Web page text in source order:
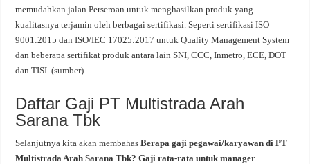
memudahkan jalan Perseroan untuk menghasilkan produk yang
kualitasnya terjamin oleh berbagai sertifikasi. Seperti sertifikasi ISO
9001:2015 dan ISO/IEC 17025:2017 untuk Quality Management System
dan beberapa sertifikat produk antara lain SNI, CCC, Inmetro, ECE, DOT
dan TISI. (sumber)
Daftar Gaji PT Multistrada Arah
Sarana Tbk
Selanjutnya kita akan membahasBerapa gaji pegawai/karyawan di PT
Multistrada Arah Sarana Tbk? Gaji rata-rata untuk manager